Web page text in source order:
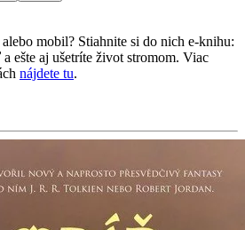
mobil? Stiahnite si do nich e-knihu:
ešte aj ušetríte život stromom. Viac
nájdete tu.